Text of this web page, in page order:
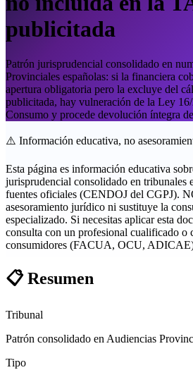
publicitada
Patrón jurisprudencial consolidado en
Provinciales españolas: si la financiera
apertura obligatoria pero la excluye del
publicitada, hay vulneración de la Ley
Consumo y procede devolución íntegra
⚠️ Información educativa, no
Esta página es información educativa
jurisprudencial consolidado en tribunales
fuentes oficiales (CENDOJ del CGPJ).
asesoramiento jurídico ni sustituye la
especializado. Si necesitas aplicar esta
consulta con un profesional cualificado o
consumidores (FACUA, OCU,
📋Resumen
Tribunal
Patrón consolidado en Audiencias
Tipo